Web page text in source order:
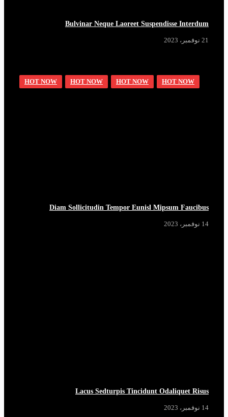
Bulvinar Neque Laoreet Suspendisse Interdum
21 نوفمبر، 2023
HOT NOW
HOT NOW
HOT NOW
HOT NOW
Diam Sollicitudin Tempor Eunisl Mipsum Faucibus
14 نوفمبر، 2023
Lacus Sedturpis Tincidunt Odaliquet Risus
14 نوفمبر، 2023